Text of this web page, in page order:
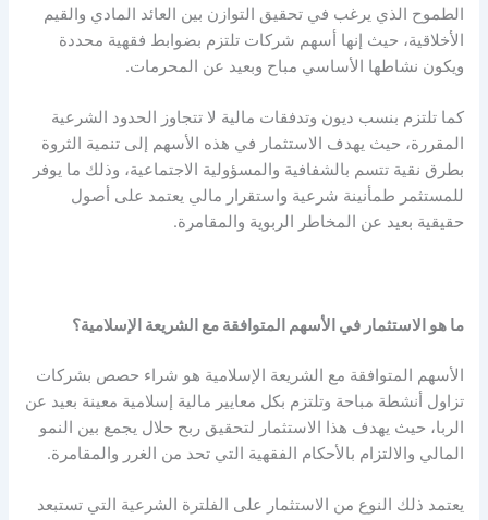
الطموح الذي يرغب في تحقيق التوازن بين العائد المادي والقيم
الأخلاقية، حيث إنها أسهم شركات تلتزم بضوابط فقهية محددة
ويكون نشاطها الأساسي مباح وبعيد عن المحرمات.
كما تلتزم بنسب ديون وتدفقات مالية لا تتجاوز الحدود الشرعية
المقررة، حيث يهدف الاستثمار في هذه الأسهم إلى تنمية الثروة
بطرق نقية تتسم بالشفافية والمسؤولية الاجتماعية، وذلك ما يوفر
للمستثمر طمأنينة شرعية واستقرار مالي يعتمد على أصول
حقيقية بعيد عن المخاطر الربوية والمقامرة.
ما هو الاستثمار في الأسهم المتوافقة مع الشريعة الإسلامية؟
الأسهم المتوافقة مع الشريعة الإسلامية هو شراء حصص بشركات
تزاول أنشطة مباحة وتلتزم بكل معايير مالية إسلامية معينة بعيد عن
الربا، حيث يهدف هذا الاستثمار لتحقيق ربح حلال يجمع بين النمو
المالي والالتزام بالأحكام الفقهية التي تحد من الغرر والمقامرة.
يعتمد ذلك النوع من الاستثمار على الفلترة الشرعية التي تستبعد